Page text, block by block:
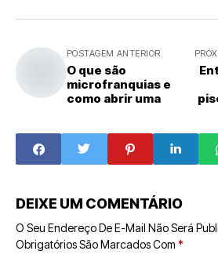
POSTAGEM ANTERIOR
O que são
microfranquias e
como abrir uma
Sul
DEIXE UM COMENTÁRIO
O Seu Endereço De E-Mail Não Será
Obrigatórios São Marcados Com *